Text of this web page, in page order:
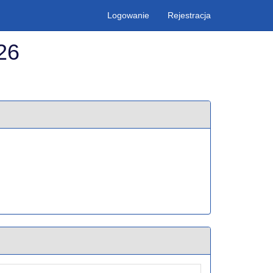
Logowanie Rejestracja